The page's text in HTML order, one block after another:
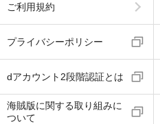
ご利用規約
プライバシーポリシー
dアカウント2段階認証とは
海賊版に関する取り組みに
ついて